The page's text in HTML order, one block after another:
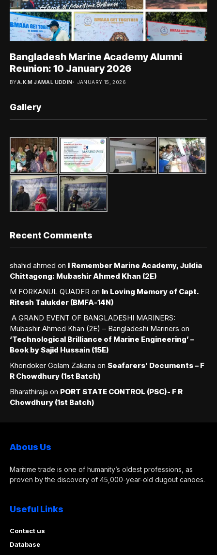
Bangladesh Marine Academy Alumni
Reunion: 10 January 2026
BYA.K.M JAMAL UDDIN JANUARY 15, 2026
Gallery
Recent Comments
shahid ahmed on I Remember Marine Academy, Juldia
Chittagong: Mubashir Ahmed Khan (2E)
M FORKANUL QUADER on In Loving Memory of Capt.
Ritesh Talukder (BMFA-14N)
A GRAND EVENT OF BANGLADESHI MARINERS:
Mubashir Ahmed Khan (2E) – Bangladeshi Mariners on
‘Technological Brilliance of Marine Engineering’ –
Book by Sajid Hussain (15E)
Khondoker Golam Zakaria on Seafarers’ Documents – F
R Chowdhury (1st Batch)
Bharathiraja on PORT STATE CONTROL (PSC)- F R
Chowdhury (1st Batch)
Abous Us
Maritime trade is one of humanity’s oldest professions, as
proven by the discovery of 45,000-year-old dugout canoes.
Useful Links
Contact us
Database